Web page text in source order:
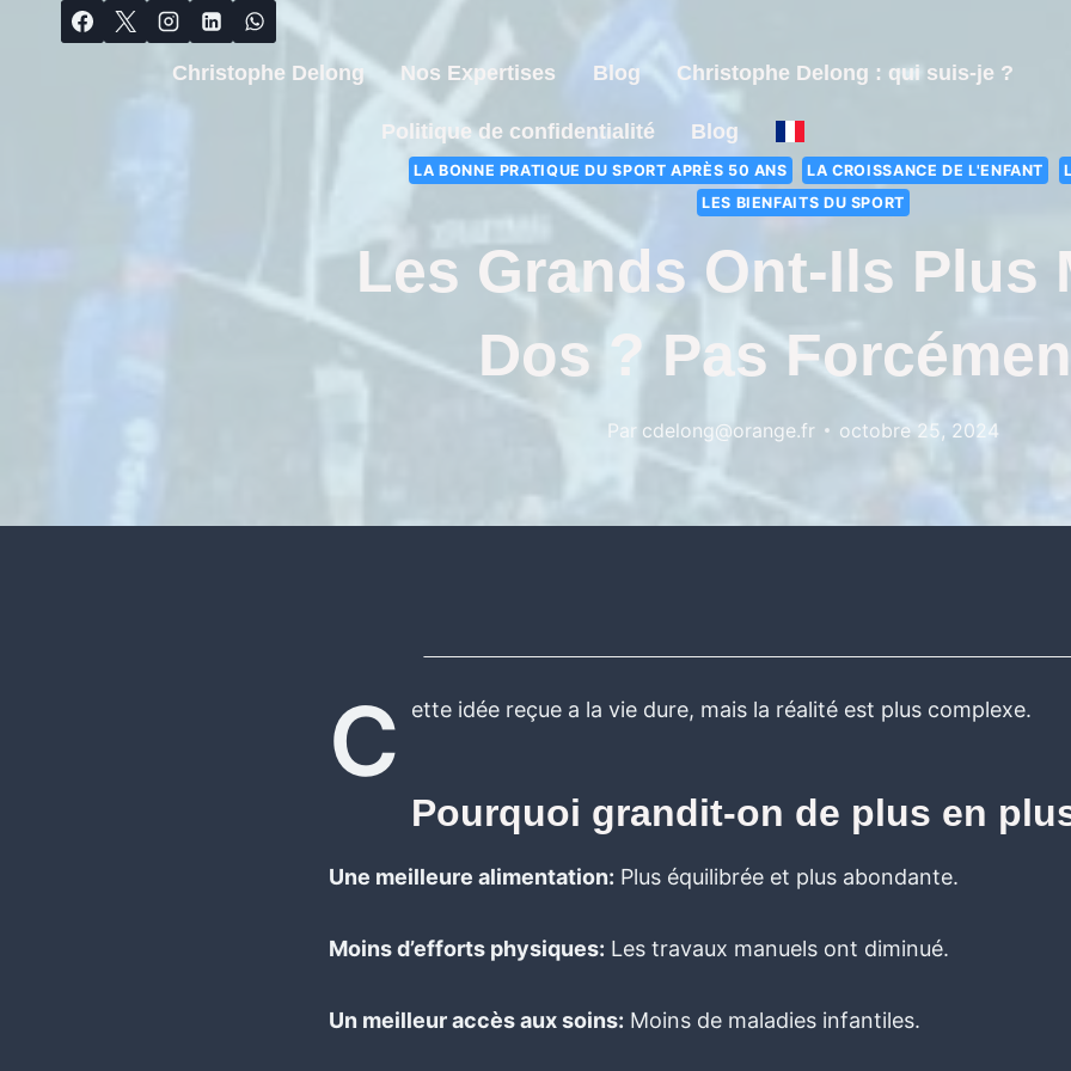
Christophe Delong Nos Expertises Blog Christophe Delong : qui suis-je ?
Politique de confidentialité Blog
LA BONNE PRATIQUE DU SPORT APRÈS 50 ANS LA CROISSANCE DE L'ENFANT
LES BIENFAITS DU SPORT
Les Grands Ont-Ils Plus
Dos ? Pas
Par cdelong@orange.fr octobre 25, 2024
C ette idée reçue a la vie dure, mais la réalité est plus complexe.
Pourquoi grandit-on de plus en
Une meilleure alimentation: Plus équilibrée et plus abondante.
Moins d’efforts physiques: Les travaux manuels ont diminué.
Un meilleur accès aux soins: Moins de maladies infantiles.